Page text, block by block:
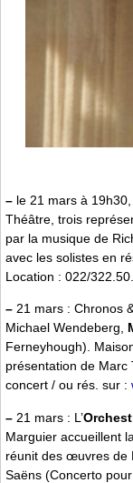
– le 21 mars à
Théâtre, trois
par la musique de
avec les solistes en
Location : 022/
– 21 mars : Chronos
Michael Wendeberg,
Ferneyhough).
présentation de Marc
concert / ou rés. sur :
– 21 mars : L’
Marguier accueillent
réunit des œuvres de
Saëns (Concerto